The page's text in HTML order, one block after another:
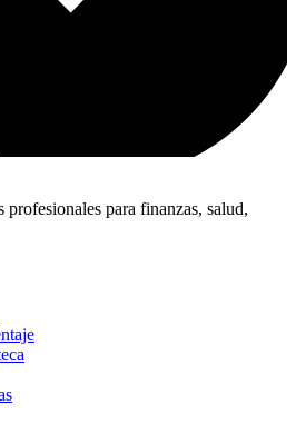
profesionales para finanzas, salud,